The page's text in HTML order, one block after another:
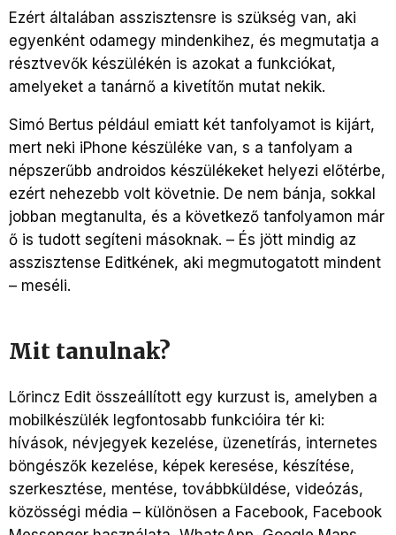
Ezért általában asszisztensre is szükség van, aki
egyenként odamegy mindenkihez, és megmutatja a
résztvevők készülékén is azokat a funkciókat,
amelyeket a tanárnő a kivetítőn mutat nekik.
Simó Bertus például emiatt két tanfolyamot is kijárt,
mert neki iPhone készüléke van, s a tanfolyam a
népszerűbb androidos készülékeket helyezi előtérbe,
ezért nehezebb volt követnie. De nem bánja, sokkal
jobban megtanulta, és a következő tanfolyamon már
ő is tudott segíteni másoknak. – És jött mindig az
asszisztense Editkének, aki megmutogatott mindent
– meséli.
Mit tanulnak?
Lőrincz Edit összeállított egy kurzust is, amelyben a
mobilkészülék legfontosabb funkcióira tér ki:
hívások, névjegyek kezelése, üzenetírás, internetes
böngészők kezelése, képek keresése, készítése,
szerkesztése, mentése, továbbküldése, videózás,
közösségi média – különösen a Facebook, Facebook